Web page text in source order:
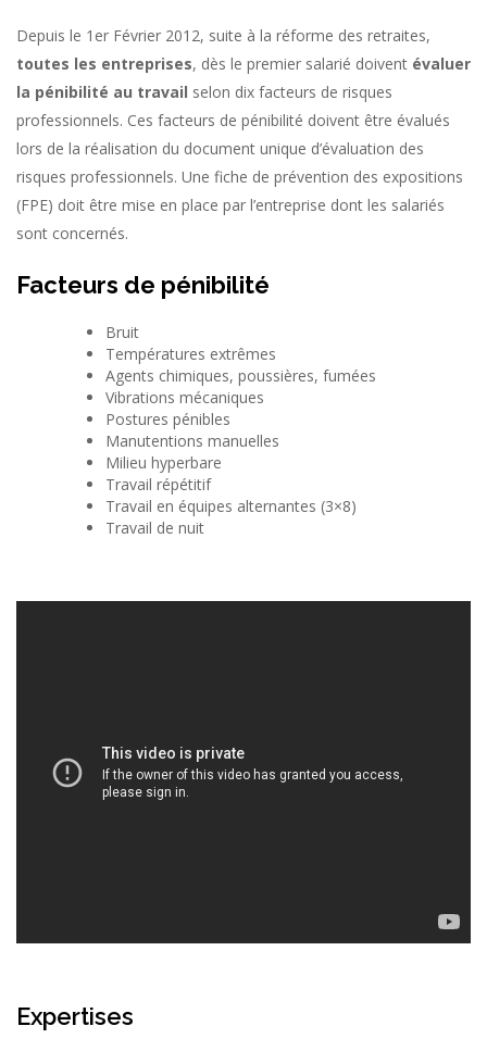
Depuis le 1er Février 2012, suite à la réforme des retraites,
toutes les entreprises, dès le premier salarié doivent évaluer
la pénibilité au travail selon dix facteurs de risques
professionnels. Ces facteurs de pénibilité doivent être évalués
lors de la réalisation du document unique d’évaluation des
risques professionnels. Une fiche de prévention des expositions
(FPE) doit être mise en place par l’entreprise dont les salariés
sont concernés.
Facteurs de pénibilité
Bruit
Températures extrêmes
Agents chimiques, poussières, fumées
Vibrations mécaniques
Postures pénibles
Manutentions manuelles
Milieu hyperbare
Travail répétitif
Travail en équipes alternantes (3×8)
Travail de nuit
Expertises